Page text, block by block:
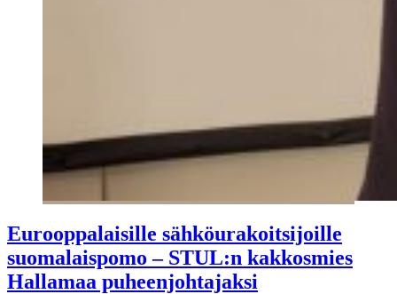
Eurooppalaisille sähköurakoitsijoille
suomalaispomo – STUL:n kakkosmies
Hallamaa puheenjohtajaksi